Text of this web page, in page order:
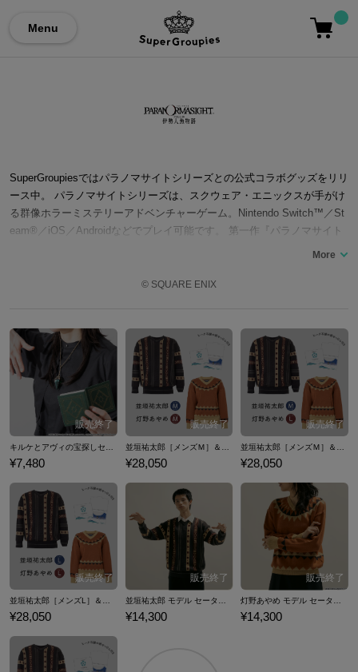
Menu
SuperGroupiesではパラノマサイトシリーズとの公式コラボグッズをリリ
ース中。 パラノマサイトシリーズは、スクウェア・エニックスが手がけ
る群像ホラーミステリーアドベンチャーゲーム。Nintendo Switch™／St
eam®／iOS／Androidなどでプレイ可能です。 第一作『パラノマサイト
FILE23 本所七不思議』の舞台は、昭和後期の東京都・墨田区。実在する
ャラクターを中心に「蘇りの秘術」を巡るストーリーが展開されます。
説」を題材にした新たな怪異と呪いが描かれます。 群像劇型のゲーム進
行に、戦慄とサスペンス、謎解きを織り交ぜた和風ホラーなシナリオ、
ストーリーが進むごとに明らかになるキャラクター同士の関係性や伏線
回収の妙が高く評価されており、ホラーファンや推理ゲーム愛好者を中
心に人気が広まりました。コラボイベントや聖地巡礼なども活発に行わ
れています。スピンオフとなるコミカライズ版『パラノマサイト FILE25
霊感少女・黒鈴ミヲの邂逅』も連載中です。 ここではキルケとアヴィを
モチーフにしたネックレスなど、パラノマサイトシリーズのコラボファ
© SQUARE ENIX
¥7,480 ¥28,050 ¥28,050
並垣祐太郎［メンズL］＆灯野あやめ［レディースL］ セーター２種セット（ヒハク石鹸紙せっけん付き） パラノマサイト FILE23 本所七不思議
¥28,050
並垣祐太郎 モデル セーター パラノマサイト FILE23 本所七不思議
¥14,300
灯野あやめ モデル セーター パラノマサイト FILE23 本所七不思議
¥14,300